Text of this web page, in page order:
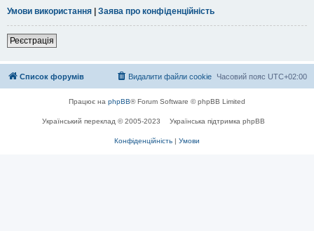
Умови використання | Заява про конфіденційність
Реєстрація
Список форумів Часовий пояс UTC+02:00
Видалити файли cookie
Працює на phpBB® Forum Software © phpBB Limited
Український переклад © 2005-2023 Українська підтримка phpBB
Конфіденційність | Умови